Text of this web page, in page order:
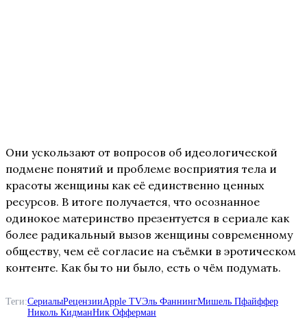
Они ускользают от вопросов об идеологической
подмене понятий и проблеме восприятия тела и
красоты женщины как её единственно ценных
ресурсов. В итоге получается, что осознанное
одинокое материнство презентуется в сериале как
более радикальный вызов женщины современному
обществу, чем её согласие на съёмки в эротическом
контенте. Как бы то ни было, есть о чём подумать.
Теги:СериалыРецензииApple TVЭль ФаннингМишель Пфайффер
Николь КидманНик Офферман